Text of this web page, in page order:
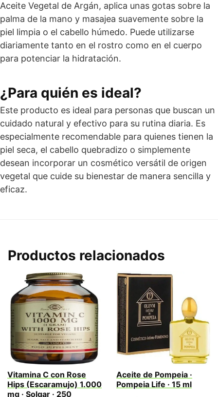
Aceite Vegetal de Argán, aplica unas gotas sobre la
palma de la mano y masajea suavemente sobre la
piel limpia o el cabello húmedo. Puede utilizarse
diariamente tanto en el rostro como en el cuerpo
para potenciar la hidratación.
¿Para quién es ideal?
Este producto es ideal para personas que buscan un
cuidado natural y efectivo para su rutina diaria. Es
especialmente recomendable para quienes tienen la
piel seca, el cabello quebradizo o simplemente
desean incorporar un cosmético versátil de origen
vegetal que cuide su bienestar de manera sencilla y
eficaz.
Productos relacionados
Vitamina C con Rose
Hips (Escaramujo) 1.000
mg · Solgar · 250
Aceite de Pompeia ·
Pompeia Life · 15 ml